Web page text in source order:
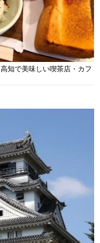
知で美味しい喫茶店・カフ